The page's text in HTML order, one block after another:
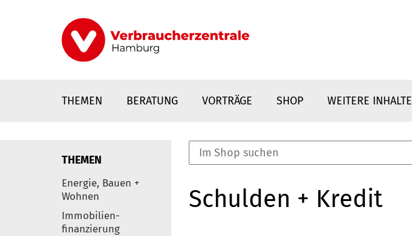
THEMEN BERATUNG VORTRÄGE SHOP WEITERE INHALTE
Elemente
THEMEN
Energie, Bauen +
Wohnen
Immobilien-
finanzierung
Schulden + Kredit